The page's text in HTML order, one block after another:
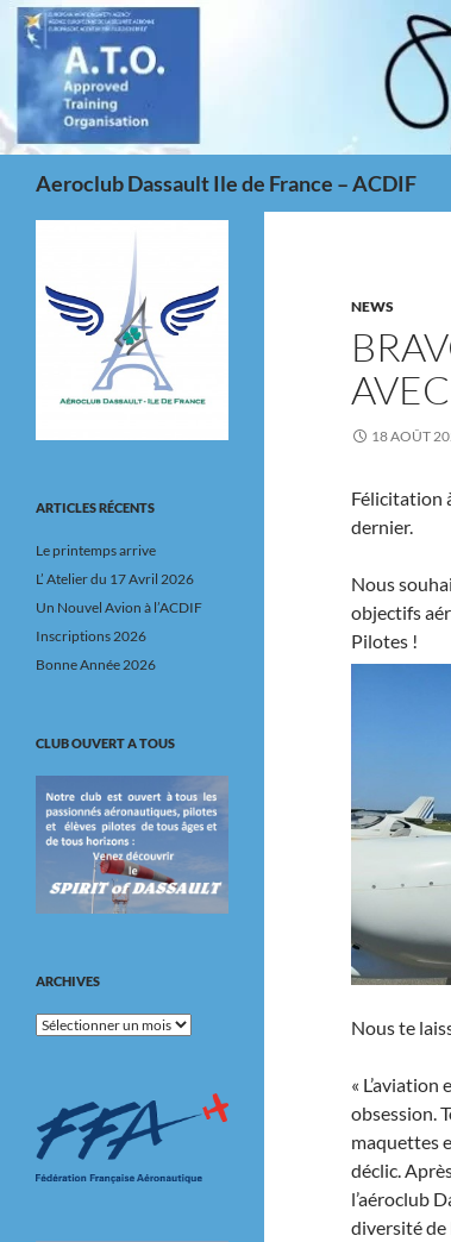
Aller
contenu
Aeroclub Dassault Ile de France – ACDIF
NEWS
18 AOÛT
Félicitation
dernier.
Nous
objectifs
Pilotes !
Nous te
«
obsession.
maquettes
déclic.
l’aéroclub
diversité de
ARTICLES RÉCENTS
Le printemps arrive
L’ Atelier du 17 Avril 2026
Un Nouvel Avion à l’ACDIF
Inscriptions 2026
Bonne Année 2026
CLUB OUVERT A TOUS
ARCHIVES
Archives